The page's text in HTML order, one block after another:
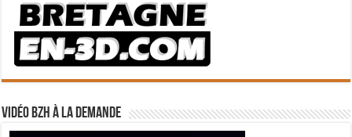
Vidéo BZH à la demande